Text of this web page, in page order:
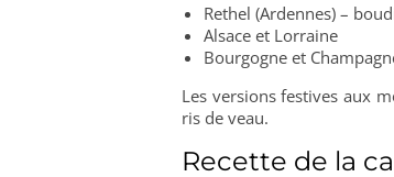
Rethel (Ardennes) –
Alsace et Lorraine
Bourgogne et
Les versions festives aux
ris de veau.
Recette de la